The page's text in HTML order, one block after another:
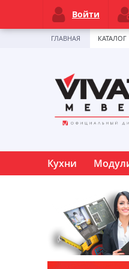
ГЛАВНАЯ КАТАЛОГ
Кухни
Войти